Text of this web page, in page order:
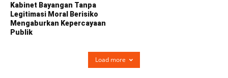
Kabinet Bayangan Tanpa
Legitimasi Moral Berisiko
Mengaburkan Kepercayaan
Publik
Load more